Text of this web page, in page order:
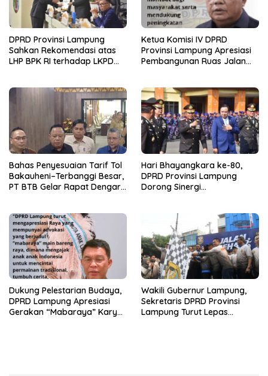
DPRD Provinsi Lampung
Sahkan Rekomendasi atas
LHP BPK RI terhadap LKPD
2025
Ketua Komisi IV DPRD
Provinsi Lampung Apresiasi
Pembangunan Ruas Jalan
Bahas Penyesuaian Tarif Tol
Bakauheni–Terbanggi Besar,
PT BTB Gelar Rapat Dengar
Hari Bhayangkara ke-80,
DPRD Provinsi Lampung
Dorong Sinergi
Dukung Pelestarian Budaya,
DPRD Lampung Apresiasi
Gerakan “Mabaraya” Karya
Wakili Gubernur Lampung,
Sekretaris DPRD Provinsi
Lampung Turut Lepas